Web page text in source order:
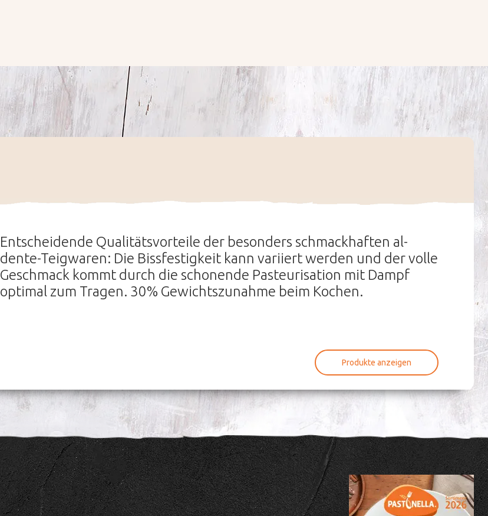
Entscheidende Qualitätsvorteile der besonders schmackhaften al-
dente-Teigwaren: Die Bissfestigkeit kann variiert werden und der volle
Geschmack kommt durch die schonende Pasteurisation mit Dampf
optimal zum Tragen. 30% Gewichtszunahme beim Kochen.
Produkte anzeigen